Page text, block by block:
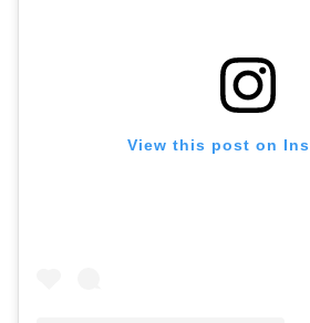
View this post on